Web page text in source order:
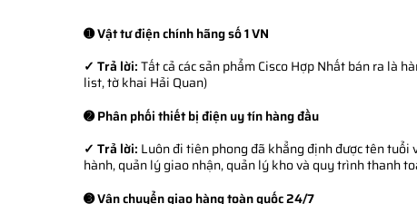
➊ Vật tư điện chính hãng số 1 VN
✓ Trả lời:Tất cả các sản phẩm Cisco Hợp Nhất bán ra là
list, tờ khai Hải Quan)
➋ Phân phối thiết bị điện uy tín hàng đầu
✓ Trả lời: Luôn đi tiên phong đã khẳng định được tên
hành, quản lý giao nhận, quản lý kho và quy trình thanh
➌ Vận chuyển giao hàng toàn quốc 24/7